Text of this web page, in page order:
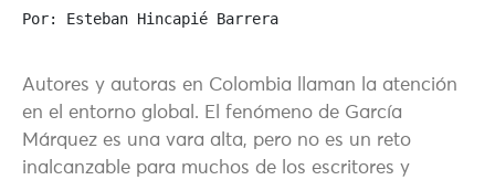
Por: Esteban Hincapié Barrera
Autores y autoras en Colombia llaman la atención
en el entorno global. El fenómeno de García
Márquez es una vara alta, pero no es un reto
inalcanzable para muchos de los escritores y